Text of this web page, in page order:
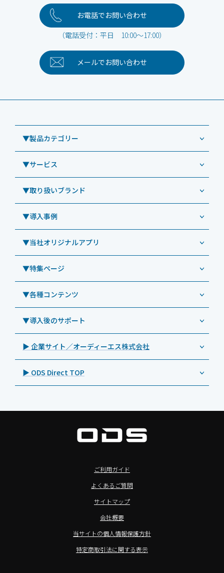
お電話でお問い合わせ
（電話受付：平日 10:00～17:00）
メールでお問い合わせ
▼製品カテゴリー
業務用タブレット
Windowsタブレット TW2A-NF9LTA
Windowsタブレット TW2A-N9LTA
Windowsタブレット TW2A-N9LT
Windowsタブレット TW2A-E9LT
Androidタブレット TA2C-NF8
Androidタブレット TA2C-NF8BL
Androidタブレット TA2C-CS8
Androidタブレット TA2C-CS8BL
Androidタブレット TA2C-DR94G
Androidタブレット TA2C-M8AC
Androidタブレット TA2C-M8
デジタルホワイトボード／電子黒板
▼サービス
コールセンター
CRMシステム「カイゼンコール」
リペアサービス
教育機関向けiPad修理パック
社内ヘルプデスク代行サービス
教育機関向けiPad管理運用パック
教育機関向けICT支援ソリューション
教育機関向けネットワーク機器導入保守
キッティング
自治体向けDXソリューションサービス
法人向けiPad修理＆デバイス買取サービス
▼取り扱いブランド
ODS（オーディーエス）
LG（エルジー）
ViewSonic（ビューソニック）
PHILIPS（フィリップス）
DynaScan（ダイナスキャン）
SAMSUNG（サムスン）
Goodview（グッドビュー）
Cloudpoint（クラウドポイント）
BenQ（ベンキュー）
Magconn（マグコン）
BIAMP ／ Apart Audio（バイアンプ）
SpeakerCraft（スピーカークラフト）
AURORA（オーロラ）
▼導入事例
導入事例（業務用タブレット、デジタルサイネージほか）
事例：業務用タブレット端末
事例：業務用サイネージ・プロジェクター
事例：業務用オーディオ・その他AV機器
事例：サービス
▼当社オリジナルアプリ
業務効率化アプリ「NFCオプティマイザー」
サポート支援アプリ「ログ送信アプリ」
MDMアプリ「Tablet Control」
▼特集ページ
業務用タブレット
>特長1：USB Type-Aポート
>特長2：microHDMIポート
>特長3：AC常時給電タイプ
>飲食向けタブレット
>ホテル向けタブレット
>NFCタブレット
>Windowsタブレット
オーディーエスが選ばれる理由
Windows IoT Enterprise LTSC
TA2C-DR9シリーズ_オリジナル機能
TA2C-CS8_カスタマイズメニュー
簡単カスタム設定ツール「EZTools」
▼各種コンテンツ
特集記事
製品カタログ
プレスリリース
製品写真
▼導入後のサポート
オーディーエスPCカスタマーセンター
▶ 企業サイト／オーディーエス株式会社
▶ ODS Direct TOP
ご利用ガイド
よくあるご質問
サイトマップ
会社概要
当サイトの個人情報保護方針
特定商取引法に関する表示